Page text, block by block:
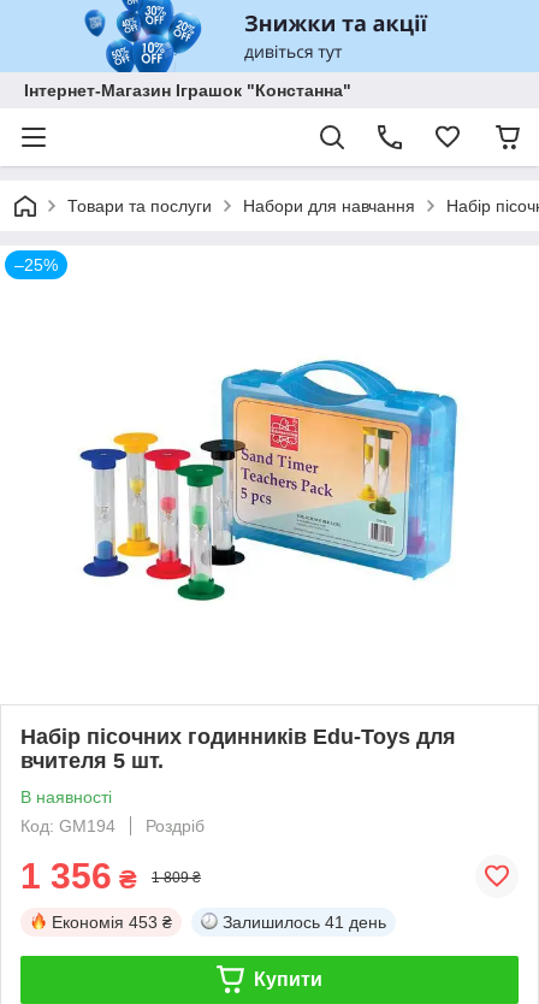
Інтернет-Магазин Іграшок "Констанна"
Товари та послуги Набори для навчання Набір
–25%
Набір пісочних годинників Edu-Toys для
вчителя 5 шт.
В наявності
Код: GM194
Роздріб
1 356 ₴ 1 809 ₴
Економія 453 ₴ Залишилось 41 день
Купити